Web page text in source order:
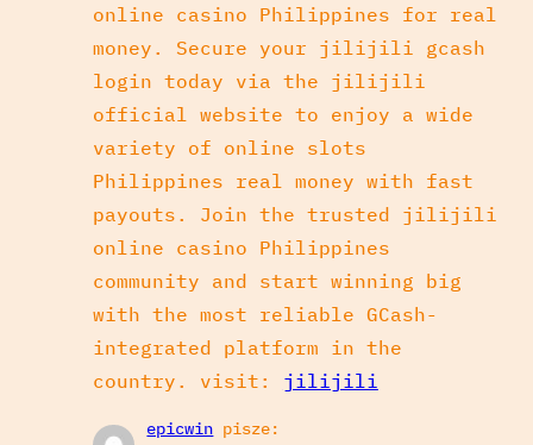
online casino Philippines for real
money. Secure your jilijili gcash
login today via the jilijili
official website to enjoy a wide
variety of online slots
Philippines real money with fast
payouts. Join the trusted jilijili
online casino Philippines
community and start winning big
with the most reliable GCash-
integrated platform in the
country. visit: jilijili
epicwin pisze: